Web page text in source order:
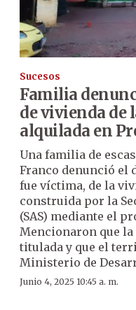
Sucesos
Familia
de vivienda de
alquilada en
Una familia de
Franco denunció el
fue víctima, de la
construida por la
(SAS) mediante el
Mencionaron que
titulada y que el
Ministerio de
Junio 4, 2025 10:45 a. m.